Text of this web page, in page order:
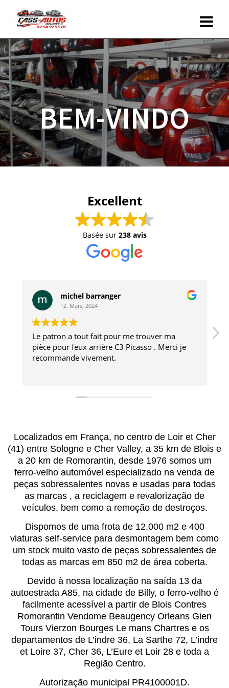
BEM-VINDO
Excellent
Basée sur 238 avis
michel barranger
12. Mars, 2024
Le patron a tout fait pour me trouver ma
pièce pour feux arrière C3 Picasso . Merci je
recommande vivement.
Localizados em França, no centro de Loir et Cher
(41) entre Sologne e Cher Valley, a 35 km de Blois e
a 20 km de Romorantin, desde 1976 somos um
ferro-velho automóvel especializado na venda de
peças sobressalentes novas e usadas para todas
as marcas , a reciclagem e revalorização de
veículos, bem como a remoção de destroços.
Dispomos de uma frota de 12.000 m2 e 400
viaturas self-service para desmontagem bem como
um stock muito vasto de peças sobressalentes de
todas as marcas em 850 m2 de área coberta.
Devido à nossa localização na saída 13 da
autoestrada A85, na cidade de Billy, o ferro-velho é
facilmente acessível a partir de Blois Contres
Romorantin Vendome Beaugency Orleans Gien
Tours Vierzon Bourges Le mans Chartres e os
departamentos de L’indre 36, La Sarthe 72, L’indre
et Loire 37, Cher 36, L’Eure et Loir 28 e toda a
Região Centro.
Autorização municipal PR4100001D.